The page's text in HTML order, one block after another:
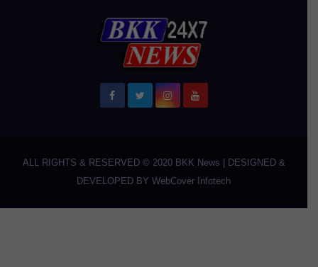
ALL RIGHTS & RESERVED © 2020 BKK News
DESIGNED &
DEVELOPED BY WebCover Infotech